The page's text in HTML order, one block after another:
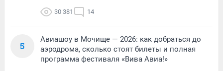
30 381 14
5
Авиашоу в Мочище — 2026: как добраться до
аэродрома, сколько стоят билеты и полная
программа фестиваля «Вива Авиа!»